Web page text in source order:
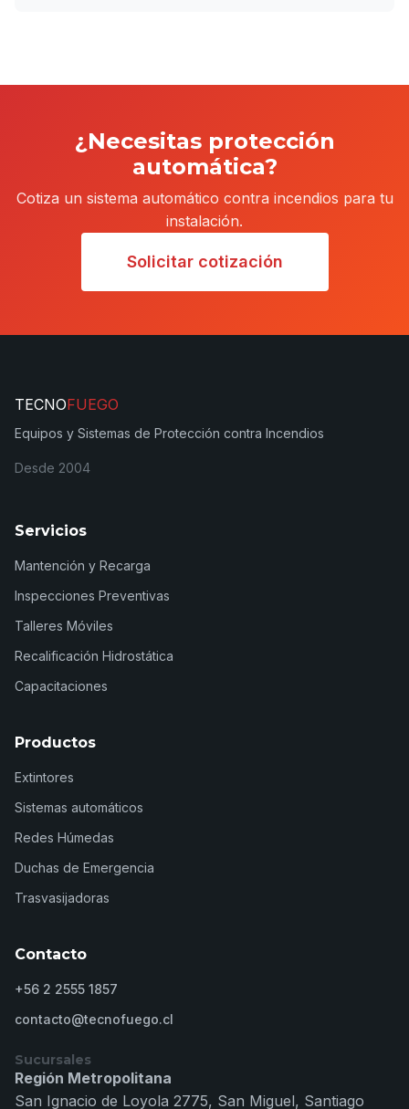
¿Necesitas protección
automática?
Cotiza un sistema automático contra incendios para tu
instalación.
Solicitar cotización
TECNOFUEGO
Equipos y Sistemas de Protección contra Incendios
Desde 2004
Servicios
Mantención y Recarga
Inspecciones Preventivas
Talleres Móviles
Recalificación Hidrostática
Capacitaciones
Productos
Extintores
Sistemas automáticos
Redes Húmedas
Duchas de Emergencia
Trasvasijadoras
Contacto
+56 2 2555 1857
contacto@tecnofuego.cl
Sucursales
Región Metropolitana
San Ignacio de Loyola 2775, San Miguel, Santiago